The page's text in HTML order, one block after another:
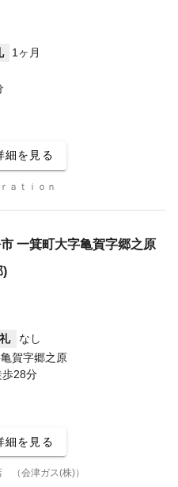
1ヶ月
細を見る
ａｔｉｏｎ
一箕町大字亀賀字郷之原
)
礼
なし
賀字郷之原
歩28分
細を見る
（会津ガス(株)）